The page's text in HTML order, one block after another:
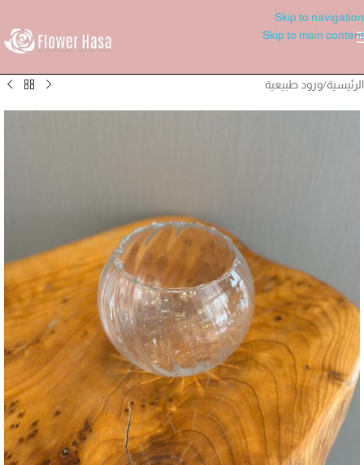
Skip to navigation
Skip to main content
الرئيسية/ورود طبيعية